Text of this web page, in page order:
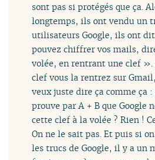
sont pas si protégés que ça.
longtemps, ils ont vendu un
utilisateurs Google, ils ont
pouvez chiffrer vos mails,
volée, en rentrant une clef ».
clef vous la rentrez sur
veux juste dire ça comme ça
prouve par A + B que Google
cette clef à la volée ? Rien !
On ne le sait pas. Et puis si
les trucs de Google, il y a un